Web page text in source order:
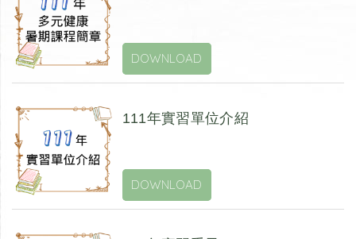
DOWNLOAD
111年實習單位介紹
DOWNLOAD